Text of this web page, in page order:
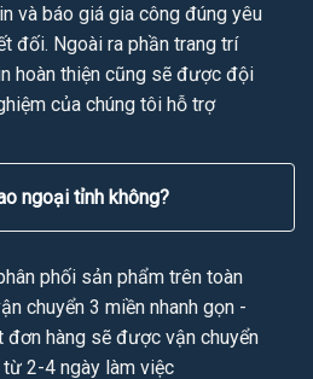
và báo giá gia công đúng yêu
đối. Ngoài ra phần trang trí
hoàn thiện cũng sẽ được đội
của chúng tôi hỗ trợ
ngoại tỉnh không?
phối sản phẩm trên toàn
chuyển 3 miền nhanh gọn -
đơn hàng sẽ được vận chuyển
2-4 ngày làm việc